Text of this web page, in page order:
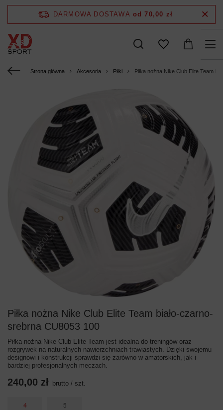
DARMOWA DOSTAWA od 70,00 zł
Strona główna Akcesoria Piłki Piłka nożna Nike Club Elite Team
Piłka nożna Nike Club Elite Team biało-czarno-
srebrna CU8053 100
Piłka nożna Nike Club Elite Team jest idealna do treningów oraz
rozgrywek na naturalnych nawierzchniach trawiastych. Dzięki swojemu
designowi i konstrukcji sprawdzi się zarówno w amatorskich, jak i
bardziej profesjonalnych meczach.
240,00 zł brutto / szt.
4 5